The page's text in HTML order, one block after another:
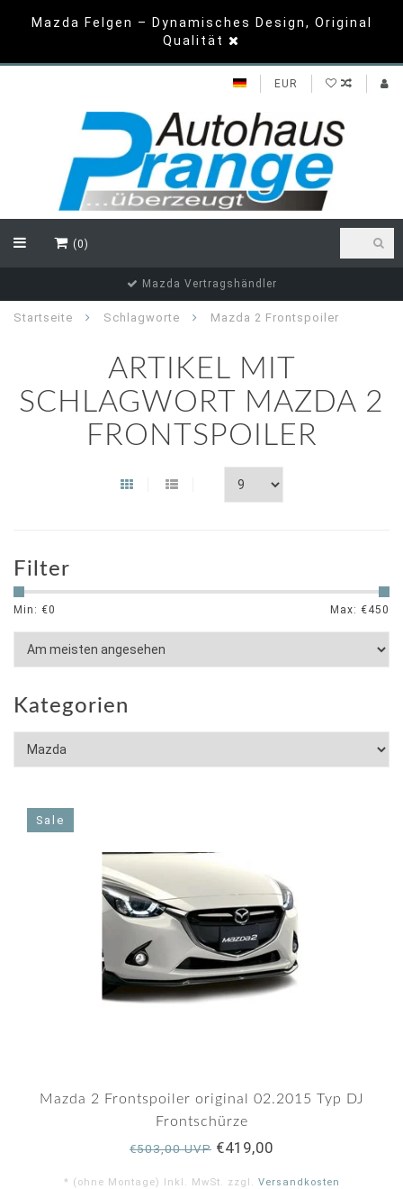
Mazda Felgen – Dynamisches Design, Original
Qualität
EUR
(0)
Mazda Vertragshändler
Startseite Schlagworte Mazda 2 Frontspoiler
ARTIKEL MIT
SCHLAGWORT MAZDA 2
FRONTSPOILER
Filter
Min: €0 Max: €450
Kategorien
Sale
Mazda 2 Frontspoiler original 02.2015 Typ DJ
Frontschürze
€503,00 UVP €419,00
* (ohne Montage) Inkl. MwSt. zzgl. Versandkosten